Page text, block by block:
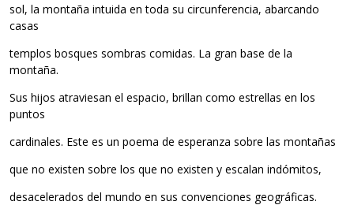
sol, la montaña intuida en toda su circunferencia, abarcando
casas
templos bosques sombras comidas. La gran base de la
montaña.
Sus hijos atraviesan el espacio, brillan como estrellas en los
puntos
cardinales. Este es un poema de esperanza sobre las montañas
que no existen sobre los que no existen y escalan indómitos,
desacelerados del mundo en sus convenciones geográficas.